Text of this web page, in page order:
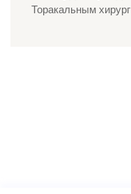
Торакальным хирург